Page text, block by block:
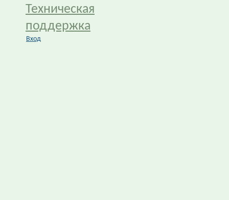
Техническая
поддержка
Вход